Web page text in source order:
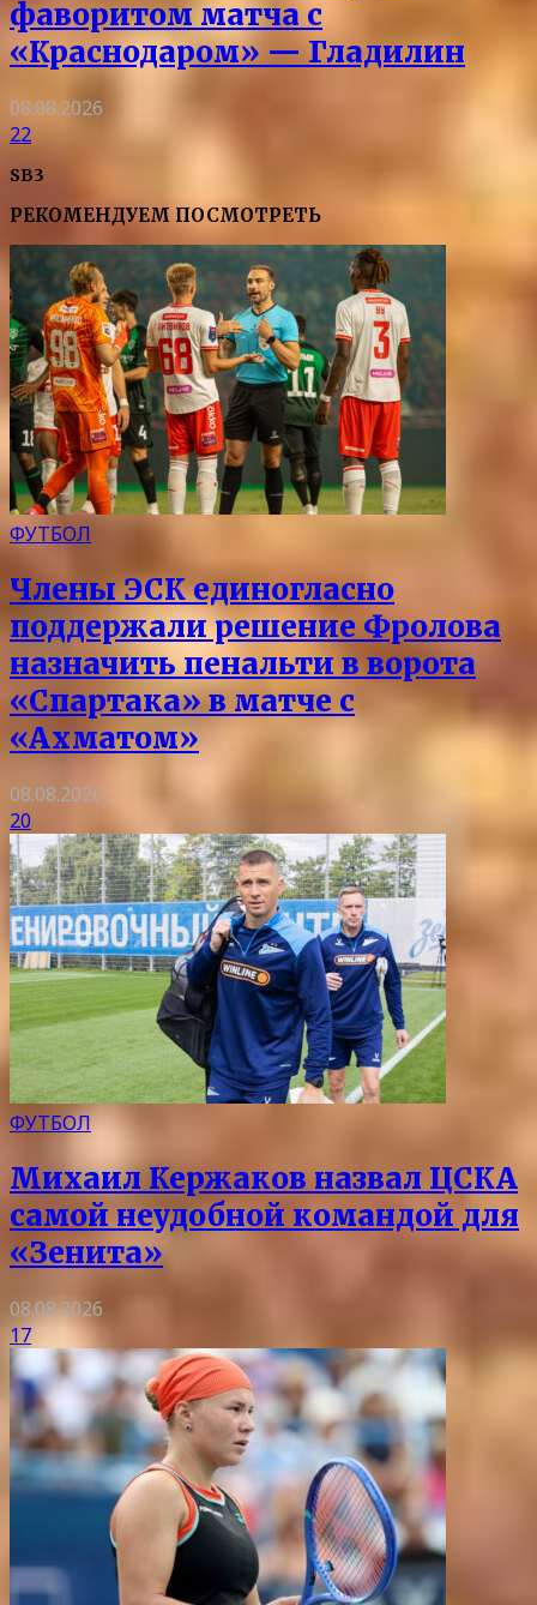
фаворитом матча с
«Краснодаром» — Гладилин
08.08.2026
22
SB3
РЕКОМЕНДУЕМ ПОСМОТРЕТЬ
ФУТБОЛ
Члены ЭСК единогласно
поддержали решение Фролова
назначить пенальти в ворота
«Спартака» в матче с
«Ахматом»
08.08.2026
20
ФУТБОЛ
Михаил Кержаков назвал ЦСКА
самой неудобной командой для
«Зенита»
08.08.2026
17